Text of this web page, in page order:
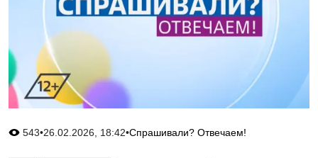
543•26.02.2026, 18:42•Спрашивали? Отвечаем!